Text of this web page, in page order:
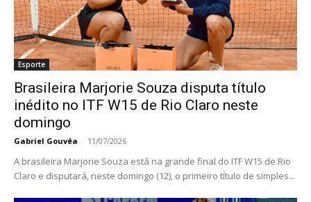
Esporte
Brasileira Marjorie Souza disputa título
inédito no ITF W15 de Rio Claro neste
domingo
Gabriel Gouvêa - 11/07/2026
A brasileira Marjorie Souza está na grande final do ITF W15 de Rio
Claro e disputará, neste domingo (12), o primeiro título de simples...